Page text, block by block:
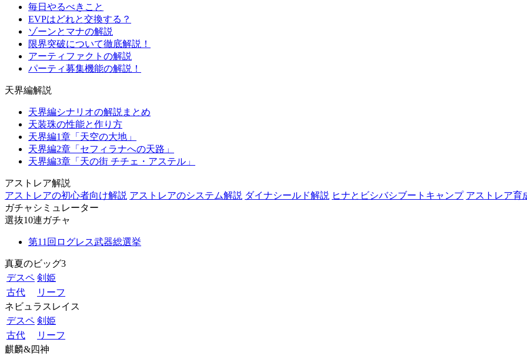
毎日やるべきこと
EVPはどれと交換する？
ゾーンとマナの解説
限界突破について徹底解説！
アーティファクトの解説
パーティ募集機能の解説！
天界編解説
天界編シナリオの解説まとめ
天装珠の性能と作り方
天界編1章「天空の大地」
天界編2章「セフィラナへの天路」
天界編3章「天の街 チチェ・アステル」
アストレア解説
アストレアの初心者向け解説 アストレアのシステム解説 ダイナシールド解説 ヒナとビシバシブートキャンプ アストレア育
ガチャシミュレーター
選抜10連ガチャ
第11回ログレス武器総選挙
真夏のビッグ3
デスペ 剣姫
古代
リーフ
ネビュラスレイス
デスペ 剣姫
古代
リーフ
麒麟&四神